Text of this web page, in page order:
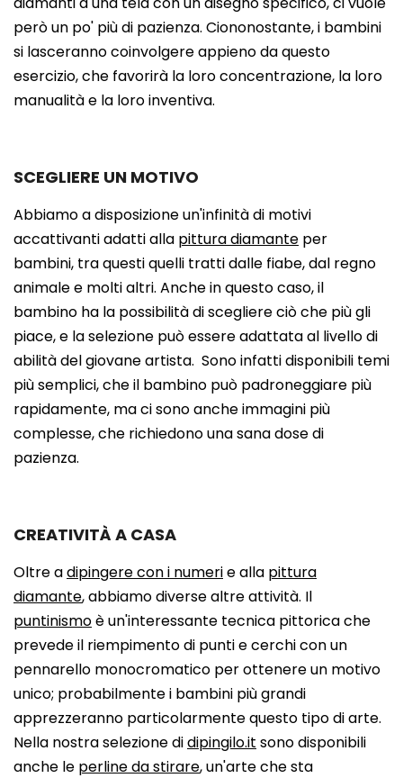
però un po' più di pazienza. Ciononostante, i bambini
si lasceranno coinvolgere appieno da questo
esercizio, che favorirà la loro concentrazione, la loro
manualità e la loro inventiva.
SCEGLIERE UN MOTIVO
Abbiamo a disposizione un'infinità di motivi
accattivanti adatti alla pittura diamante per
bambini, tra questi quelli tratti dalle fiabe, dal regno
animale e molti altri. Anche in questo caso, il
bambino ha la possibilità di scegliere ciò che più gli
piace, e la selezione può essere adattata al livello di
abilità del giovane artista. Sono infatti disponibili temi
più semplici, che il bambino può padroneggiare più
rapidamente, ma ci sono anche immagini più
complesse, che richiedono una sana dose di
pazienza.
CREATIVITÀ A CASA
Oltre adipingere con i numerie alla pittura
diamante, abbiamo diverse altre attività. Il
puntinismoè un'interessante tecnica pittorica che
prevede il riempimento di punti e cerchi con un
pennarello monocromatico per ottenere un motivo
unico; probabilmente i bambini più grandi
apprezzeranno particolarmente questo tipo di arte.
Nella nostra selezione didipingilo.it sono disponibili
anche le perline da stirare, un'arte che sta